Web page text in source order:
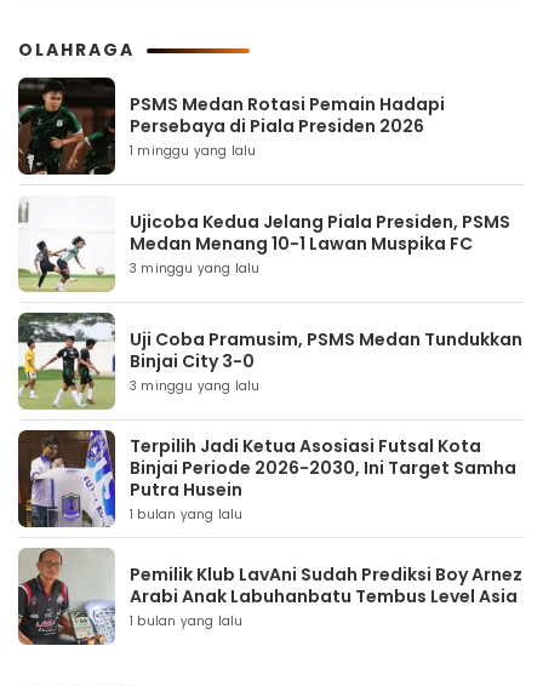
OLAHRAGA
PSMS Medan Rotasi Pemain Hadapi
Persebaya di Piala Presiden 2026
1 minggu yang lalu
Ujicoba Kedua Jelang Piala Presiden, PSMS
Medan Menang 10-1 Lawan Muspika FC
3 minggu yang lalu
Uji Coba Pramusim, PSMS Medan Tundukkan
Binjai City 3-0
3 minggu yang lalu
Terpilih Jadi Ketua Asosiasi Futsal Kota
Binjai Periode 2026-2030, Ini Target Samha
Putra Husein
1 bulan yang lalu
Pemilik Klub LavAni Sudah Prediksi Boy Arnez
Arabi Anak Labuhanbatu Tembus Level Asia
1 bulan yang lalu